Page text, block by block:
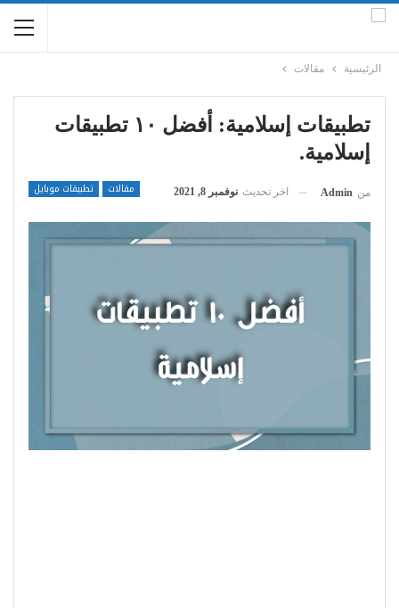
الرئيسية مقالات
تطبيقات إسلامية: أفضل ١٠ تطبيقات
إسلامية.
مقالات تطبيقات موبايل من Admin اخر تحديث نوفمبر 8, 2021